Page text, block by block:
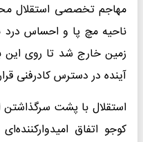
مهاجم تخصصی استقلال
ناحیه مچ پا و احساس درد
زمین خارج شد تا روی این
آینده در دسترس کادرفنی
استقلال با پشت
کوجو اتفاق